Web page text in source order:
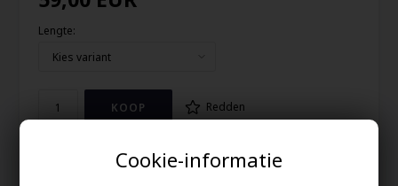
Cookie-informatie
Lengte:
Redden
Mooie herenarmband in gematteerd roestvrij staal sluiting en